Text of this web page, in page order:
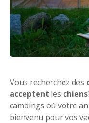
Vous recherchez des
acceptent les chiens
campings où votre
bienvenu pour vos